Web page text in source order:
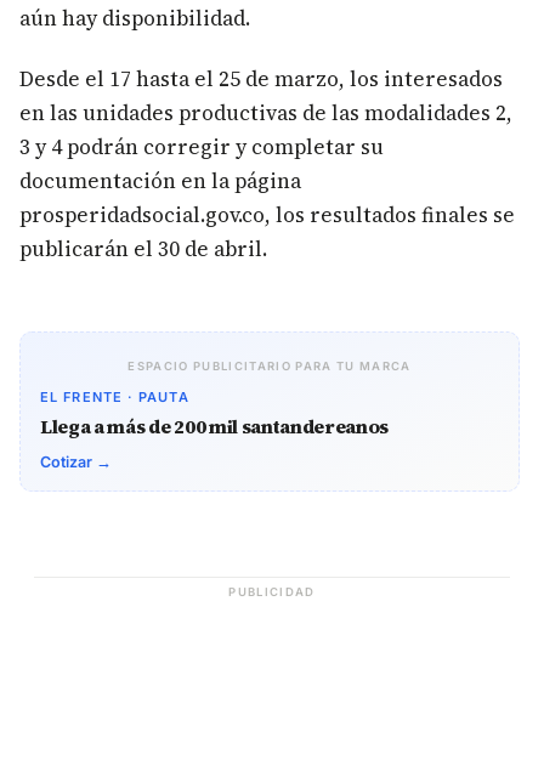
aún hay disponibilidad.
Desde el 17 hasta el 25 de marzo, los interesados
en las unidades productivas de las modalidades 2,
3 y 4 podrán corregir y completar su
documentación en la página
prosperidadsocial.gov.co, los resultados finales se
publicarán el 30 de abril.
ESPACIO PUBLICITARIO PARA TU MARCA
EL FRENTE · PAUTA
Llega a más de 200 mil santandereanos
Cotizar →
PUBLICIDAD